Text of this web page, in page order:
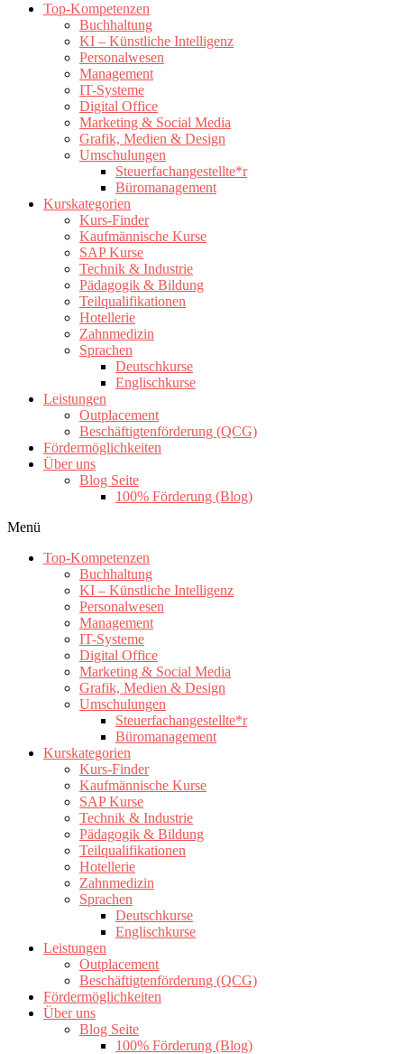
Top-Kompetenzen
Buchhaltung
KI – Künstliche Intelligenz
Personalwesen
Management
IT-Systeme
Digital Office
Marketing & Social Media
Grafik, Medien & Design
Umschulungen
Steuerfachangestellte*r
Büromanagement
Kurskategorien
Kurs-Finder
Kaufmännische Kurse
SAP Kurse
Technik & Industrie
Pädagogik & Bildung
Teilqualifikationen
Hotellerie
Zahnmedizin
Sprachen
Deutschkurse
Englischkurse
Leistungen
Outplacement
Beschäftigtenförderung (QCG)
Fördermöglichkeiten
Über uns
Blog Seite
100% Förderung (Blog)
Menü
Top-Kompetenzen
Buchhaltung
KI – Künstliche Intelligenz
Personalwesen
Management
IT-Systeme
Digital Office
Marketing & Social Media
Grafik, Medien & Design
Umschulungen
Steuerfachangestellte*r
Büromanagement
Kurskategorien
Kurs-Finder
Kaufmännische Kurse
SAP Kurse
Technik & Industrie
Pädagogik & Bildung
Teilqualifikationen
Hotellerie
Zahnmedizin
Sprachen
Deutschkurse
Englischkurse
Leistungen
Outplacement
Beschäftigtenförderung (QCG)
Fördermöglichkeiten
Über uns
Blog Seite
100% Förderung (Blog)